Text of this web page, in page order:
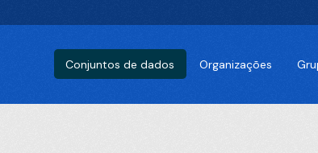
Conjuntos de dados Organizações